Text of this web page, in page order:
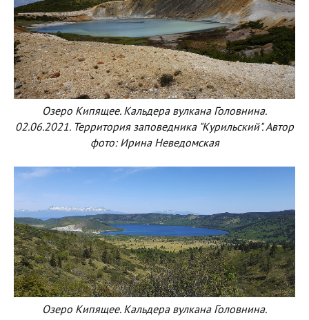
Озеро Кипящее. Кальдера вулкана Головнина.
02.06.2021. Территория заповедника "Курильский". Автор
фото: Ирина Неведомская
Озеро Кипящее. Кальдера вулкана Головнина.